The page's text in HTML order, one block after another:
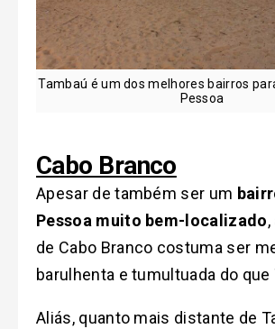
Tambaú é um dos melhores bairros
Pessoa
Cabo Branco
Apesar de também ser um
Pessoa muito bem-localizado
de Cabo Branco costuma ser
barulhenta e tumultuada do que
Aliás, quanto mais distante de